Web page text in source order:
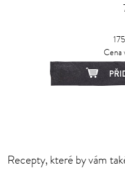
Cena
Recepty, které by vám